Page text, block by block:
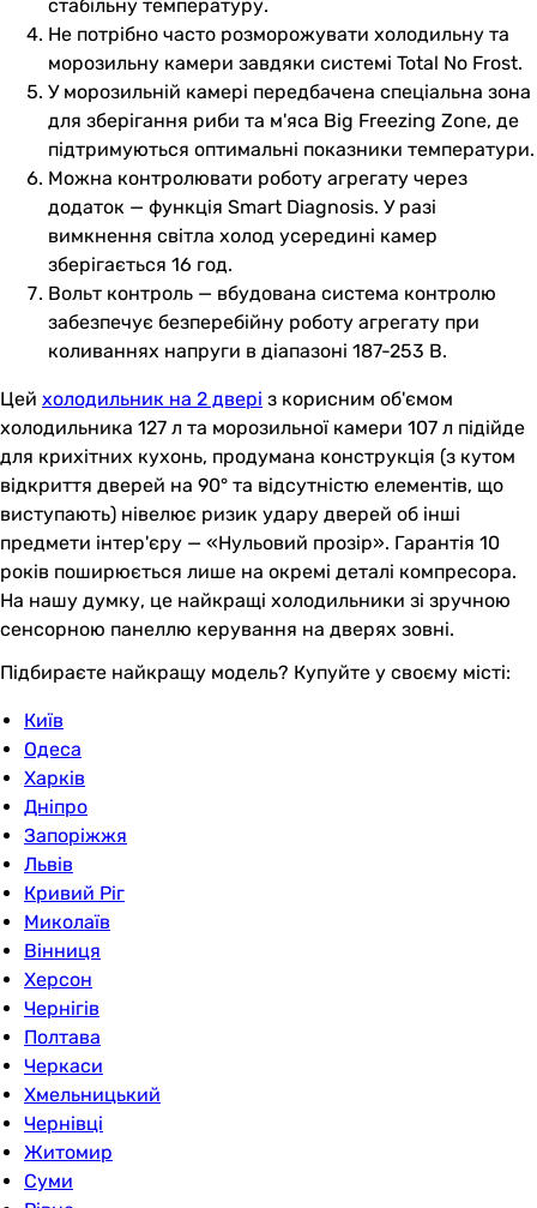
стабільну температуру.
Не потрібно часто розморожувати холодильну та
морозильну камери завдяки системі Total No Frost.
У морозильній камері передбачена спеціальна зона
для зберігання риби та м'яса Big Freezing Zone, де
підтримуються оптимальні показники температури.
Можна контролювати роботу агрегату через
додаток — функція Smart Diagnosis. У разі
вимкнення світла холод усередині камер
зберігається 16 год.
Вольт контроль — вбудована система контролю
забезпечує безперебійну роботу агрегату при
коливаннях напруги в діапазоні 187-253 В.
Цей холодильник на 2 двері з корисним об'ємом
холодильника 127 л та морозильної камери 107 л підійде
для крихітних кухонь, продумана конструкція (з кутом
відкриття дверей на 90° та відсутністю елементів, що
виступають) нівелює ризик удару дверей об інші
предмети інтер'єру — «Нульовий прозір». Гарантія 10
років поширюється лише на окремі деталі компресора.
На нашу думку, це найкращі холодильники зі зручною
сенсорною панеллю керування на дверях зовні.
Підбираєте найкращу модель? Купуйте у своєму місті:
Київ
Одеса
Харків
Дніпро
Запоріжжя
Львів
Кривий Ріг
Миколаїв
Вінниця
Херсон
Чернігів
Полтава
Черкаси
Хмельницький
Чернівці
Житомир
Суми